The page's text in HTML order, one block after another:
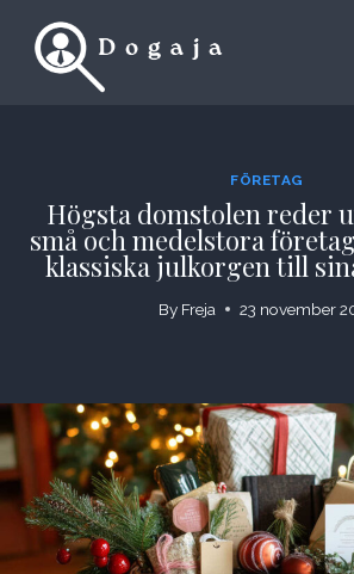
FÖRETAG
Högsta domstolen reder
små och medelstora
klassiska julkorgen till
By Freja 23 november